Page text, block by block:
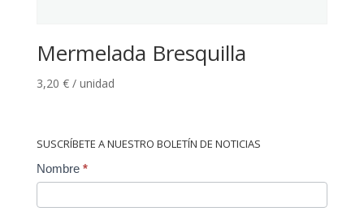
Mermelada Bresquilla
3,20 € / unidad
SUSCRÍBETE A NUESTRO BOLETÍN DE NOTICIAS
Contact
Nombre *